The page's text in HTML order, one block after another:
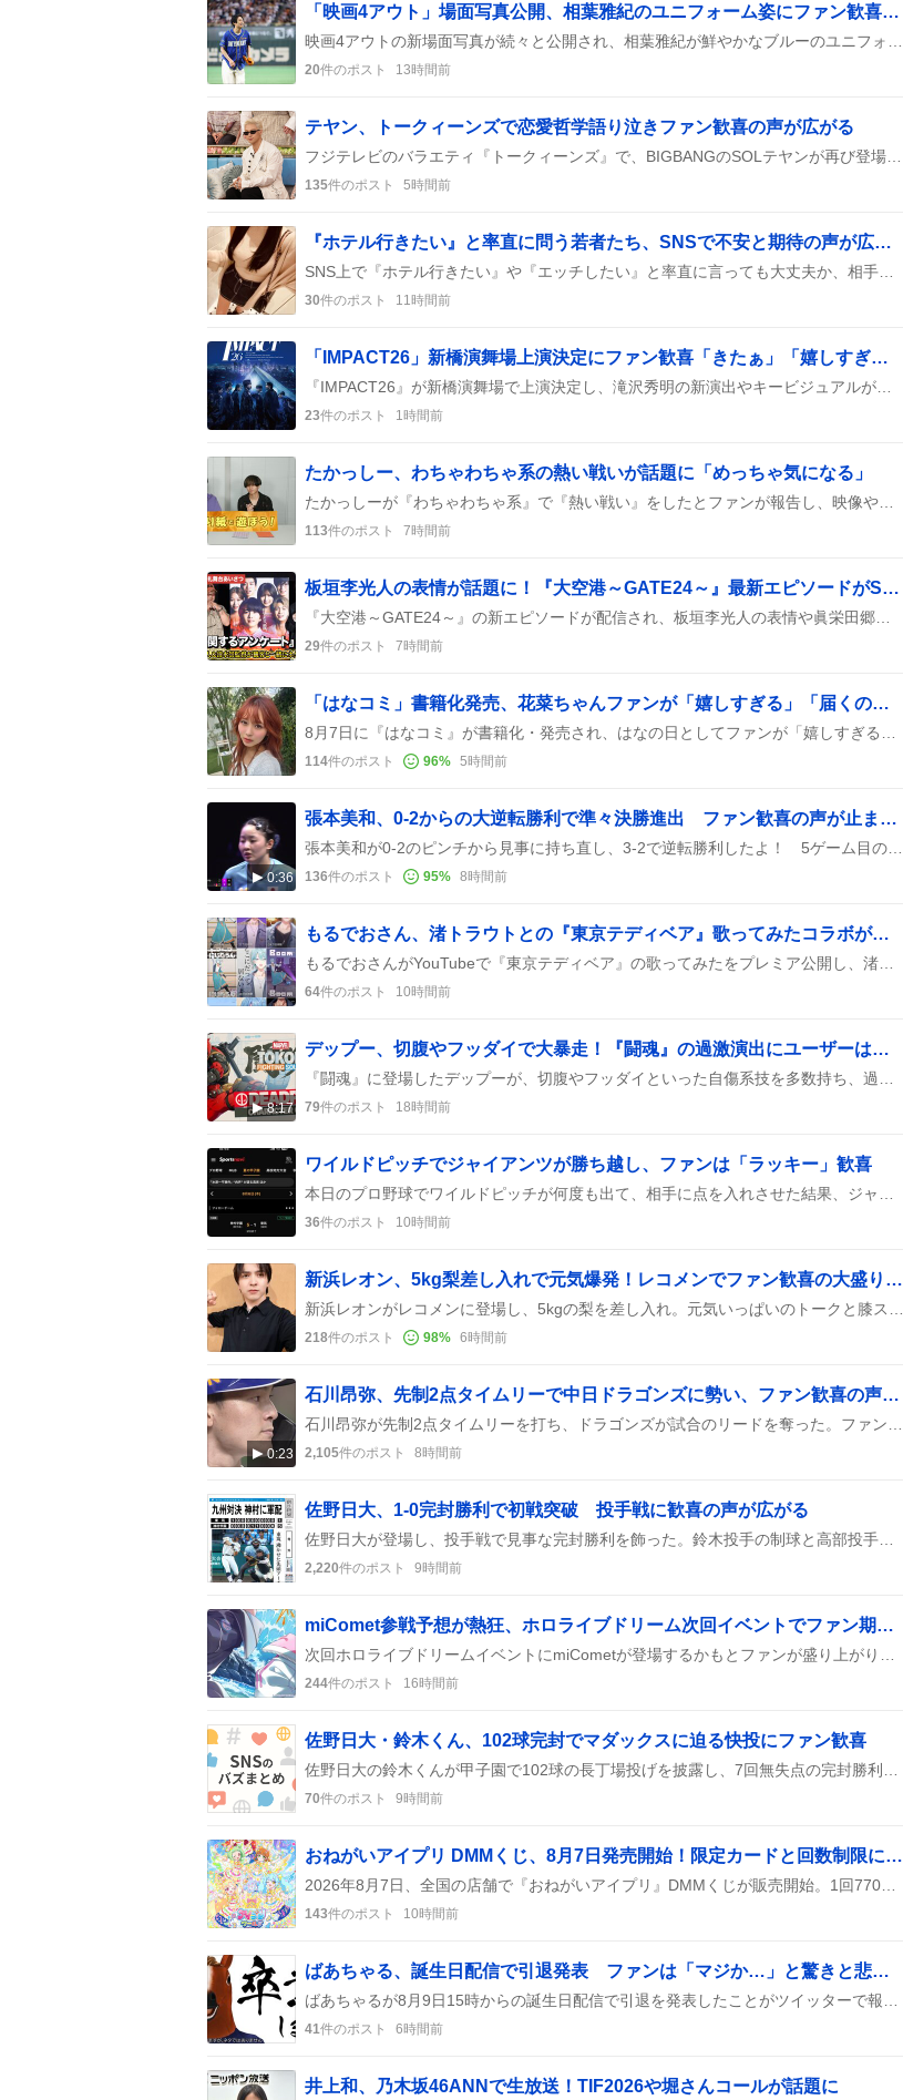
「映画4アウト」場面写真公開、相葉雅紀のユニフォーム姿にファン歓喜の声
20件のポスト 13時間前
テヤン、トークィーンズで恋愛哲学語り泣きファン歓喜の声が広がる
135件のポスト 5時間前
『ホテル行きたい』と率直に問う若者たち、SNSで不安と期待の声が広がる
30件のポスト 11時間前
「IMPACT26」新橋演舞場上演決定にファン歓喜「きたぁ」「嬉しすぎる」
23件のポスト 1時間前
たかっしー、わちゃわちゃ系の熱い戦いが話題に「めっちゃ気になる」
113件のポスト 7時間前
板垣李光人の表情が話題に！『大空港～GATE24～』最新エピソードがSNSで盛り上がり
29件のポスト 7時間前
「はなコミ」書籍化発売、花菜ちゃんファンが「嬉しすぎる」「届くの待ちきれない」熱狂
114件のポスト 96% 5時間前
0:36
張本美和、0-2からの大逆転勝利で準々決勝進出 ファン歓喜の声が止まらない
136件のポスト 95% 8時間前
もるでおさん、渚トラウトとの『東京テディベア』歌ってみたコラボがプレミア公開でファン歓喜
64件のポスト 10時間前
8:17
デップー、切腹やフッダイで大暴走！『闘魂』の過激演出にユーザーは「草」や「笑える」反応
79件のポスト 18時間前
ワイルドピッチでジャイアンツが勝ち越し、ファンは「ラッキー」歓喜
36件のポスト 10時間前
新浜レオン、5kg梨差し入れで元気爆発！レコメンでファン歓喜の大盛り上がり
218件のポスト 98% 6時間前
0:23
石川昂弥、先制2点タイムリーで中日ドラゴンズに勢い、ファン歓喜の声続出
2,105件のポスト 8時間前
佐野日大、1-0完封勝利で初戦突破 投手戦に歓喜の声が広がる
2,220件のポスト 9時間前
miComet参戦予想が熱狂、ホロライブドリーム次回イベントでファン期待感炸裂
244件のポスト 16時間前
佐野日大・鈴木くん、102球完封でマダックスに迫る快投にファン歓喜
70件のポスト 9時間前
おねがいアイプリ DMMくじ、8月7日発売開始！限定カードと回数制限にファン歓喜
143件のポスト 10時間前
ばあちゃる、誕生日配信で引退発表 ファンは「マジか…」と驚きと悲しみの声が上がる
41件のポスト 6時間前
井上和、乃木坂46ANNで生放送！TIF2026や堀さんコールが話題に